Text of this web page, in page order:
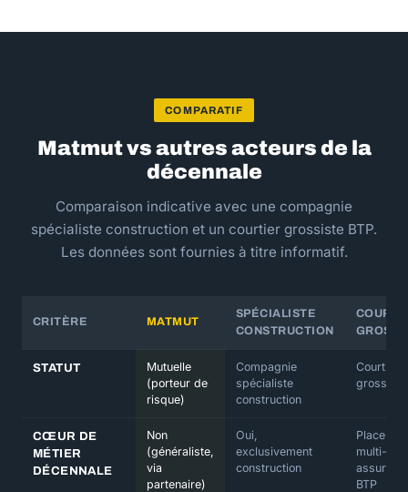
COMPARATIF
Matmut vs autres acteurs de la
décennale
Comparaison indicative avec une compagnie
spécialiste construction et un courtier grossiste BTP.
Les données sont fournies à titre informatif.
CRITÈRE MATMUT
SPÉCIALISTE
CONSTRUCTION
STATUT
Mutuelle
(porteur de
risque)
Compagnie
spécialiste
construction
Courtier
grossiste
CŒUR DE
MÉTIER
DÉCENNALE
Non
(généraliste,
via
partenaire)
Oui,
exclusivement
construction
multi-
BTP